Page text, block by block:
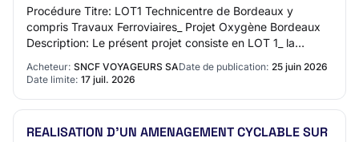
Procédure Titre: LOT1 Technicentre de Bordeaux y
compris Travaux Ferroviaires_ Projet Oxygène Bordeaux
Description: Le présent projet consiste en LOT 1_ la
Acheteur: SNCF VOYAGEURS SADate de publication: 25 juin 2026
Date limite: 17 juil. 2026
REALISATION D'UN AMENAGEMENT CYCLABLE SUR